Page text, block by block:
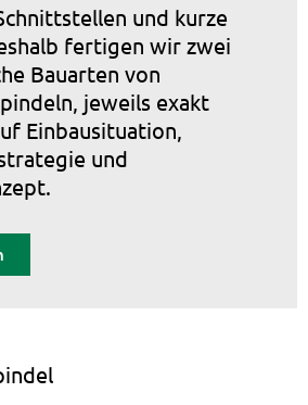
und kurze
fertigen wir zwei
Bauarten von
jeweils exakt
Einbausituation,
und